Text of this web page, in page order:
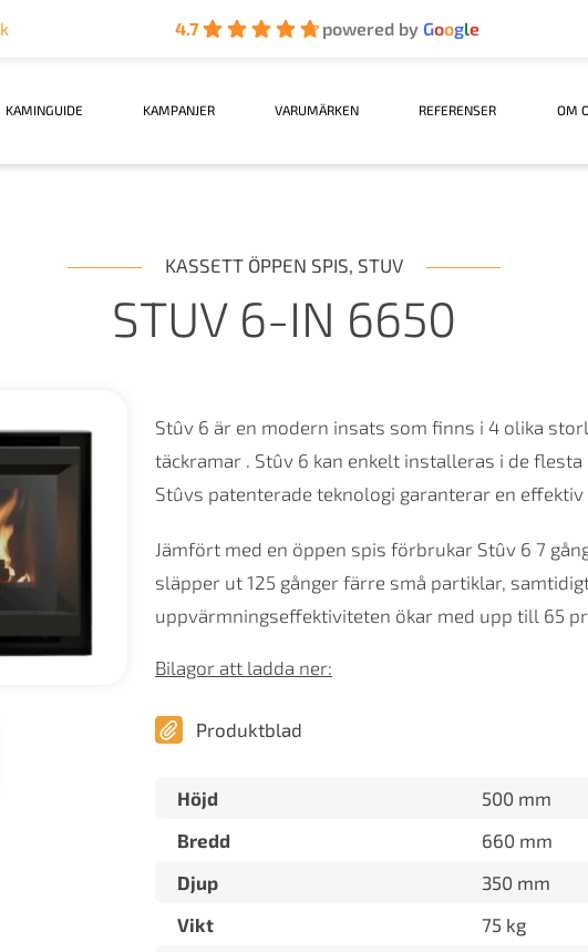
4.7 powered byGoogle
KAMINGUIDE KAMPANJER VARUMÄRKEN REFERENSER OM
KASSETT ÖPPEN SPIS, STUV
STUV 6-IN 6650
Stûv 6 är en modern insats som finns i 4 olika
täckramar . Stûv 6 kan enkelt installeras i de
Stûvs patenterade teknologi garanterar en
Jämfört med en öppen spis förbrukar Stûv 6 7
släpper ut 125 gånger färre små partiklar,
uppvärmningseffektiviteten ökar med upp till 65
Bilagor att ladda ner:
Produktblad
Höjd
500 mm
Bredd
660 mm
Djup
350 mm
Vikt
75 kg